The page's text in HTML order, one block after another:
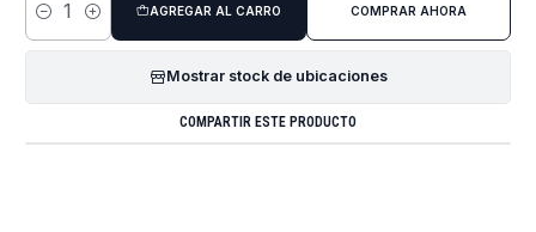
Cantidad
AGREGAR AL CARRO COMPRAR AHORA
Mostrar stock de ubicaciones
COMPARTIR ESTE PRODUCTO